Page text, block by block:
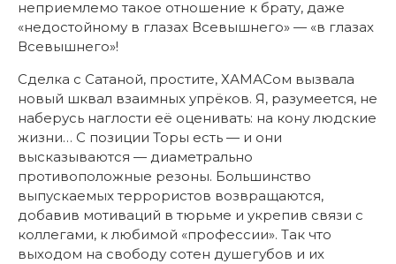
неприемлемо такое отношение к брату, даже
«недостойному в глазах Всевышнего» — «в глазах
Всевышнего»!
Сделка с Сатаной, простите, ХАМАСом вызвала
новый шквал взаимных упрёков. Я, разумеется, не
наберусь наглости её оценивать: на кону людские
жизни… С позиции Торы есть — и они
высказываются — диаметрально
противоположные резоны. Большинство
выпускаемых террористов возвращаются,
добавив мотиваций в тюрьме и укрепив связи с
коллегами, к любимой «профессии». Так что
выходом на свободу сотен душегубов и их